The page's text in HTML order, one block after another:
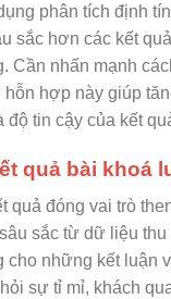
phân tích định
sắc hơn các kết
Cần nhấn mạnh
hỗn hợp này giúp
độ tin cậy của kết
quả bài khoá
quả đóng vai trò
sắc từ dữ liệu
cho những kết luận
sự tỉ mỉ, khách